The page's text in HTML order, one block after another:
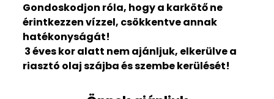
Gondoskodjon róla, hogy a karkötő ne
érintkezzen vízzel, csökkentve annak
hatékonyságát!
3 éves kor alatt nem ajánljuk, elkerülve a
riasztó olaj szájba és szembe kerülését!